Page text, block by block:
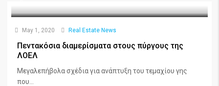
May 1, 2020 Real Estate News
Πεντακόσια διαμερίσματα στους πύργους της
ΛΟΕΛ
Μεγαλεπήβολα σχέδια για ανάπτυξη του τεμαχίου γης
που...